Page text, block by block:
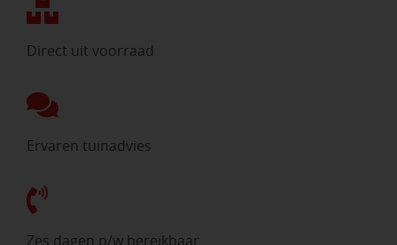
Direct uit voorraad
Ervaren tuinadvies
Zes dagen p/w bereikbaar